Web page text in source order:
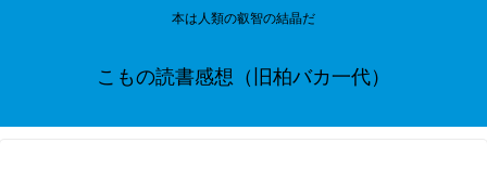
本は人類の叡智の結晶だ
こもの読書感想（旧柏バカ一代）